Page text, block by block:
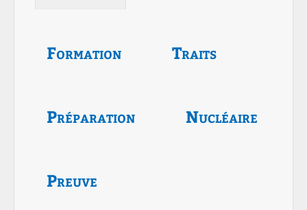
Formation Traits
Préparation Nucléaire
Preuve